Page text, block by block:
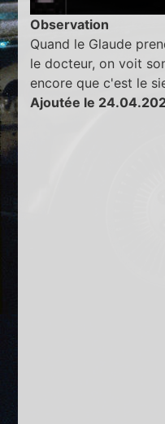
Observation
Quand le Glaude
le docteur, on voit
encore que c'est le
Ajoutée le